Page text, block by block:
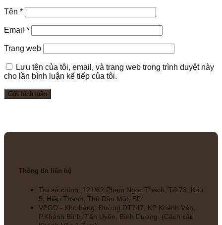
Tên *
Email *
Trang web
Lưu tên của tôi, email, và trang web trong trình duyệt này
cho lần bình luận kế tiếp của tôi.
Thông tin liên hệ
Trụ sở chính: 121/62 Phạm Ngọc Thạch, Tổ 73, Khu
5, Hiệp Thành, Thủ Dầu Một, BD
VPGD - Kho hàng: Đường DT747, KP Khánh Vân,
P.Khánh Bình, Tân Uyên, Bình Dương. (Cách cầu